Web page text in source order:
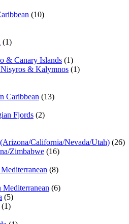
(10)
(1)
& Canary Islands (1)
& Kalymnos (1)
Caribbean (13)
Fjords (2)
California/Nevada/Utah) (26)
Zimbabwe (16)
(8)
Mediterranean (6)
(5)
(1)